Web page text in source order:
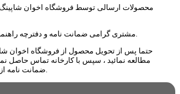
محصولات ارسالی توسط فروشگاه اخوان شاپینگ
حتما پس از تحویل محصول از فروشگاه اخوان
مطالعه نمائید ، سپس با کارخانه تماس حاصل